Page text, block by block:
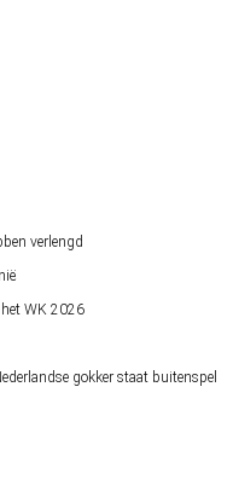
verlengd
WK 2026
gokker staat buitenspel